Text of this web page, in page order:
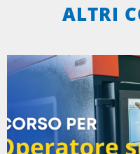
ALTRI